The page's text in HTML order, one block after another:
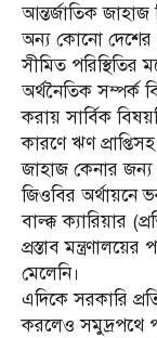
আন্তর্জাতিক জাহাজ
অন্য কোনো দেশের
সীমিত পরিস্থিতির
অর্থনৈতিক সম্পর্ক
করায় সার্বিক
কারণে ঋণ
জাহাজ কেনার
জিওবির অর্থায়নে
বাল্ক্ক ক্যারিয়ার
প্রস্তাব
মেলেনি।
এদিকে সরকারি
করলেও সমুদ্রপথে